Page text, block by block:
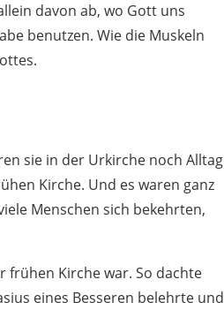
davon ab, wo Gott uns
benutzen. Wie die Muskeln
sie in der Urkirche noch Alltag
Kirche. Und es waren ganz
Menschen sich bekehrten,
frühen Kirche war. So dachte
eines Besseren belehrte und